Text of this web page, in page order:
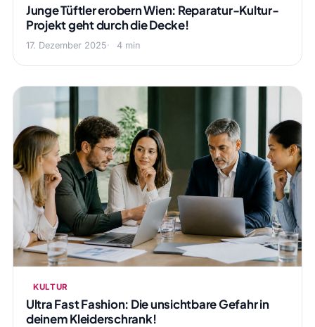
Junge Tüftler erobern Wien: Reparatur-Kultur-
Projekt geht durch die Decke!
17. Dezember 2025 4 min
KULTUR
Ultra Fast Fashion: Die unsichtbare Gefahr in
deinem Kleiderschrank!